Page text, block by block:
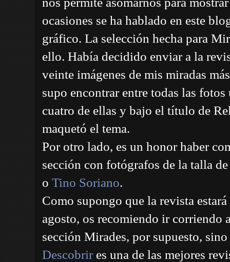
ocasiones se ha hablado en este
gráfico. La selección hecha para
ello. Había decidido enviar a la
veinte imágenes de mis miradas
supo encontrar entre todas las
cuatro de ellas y bajo el título de
maquetó el tema.
Por otro lado, es un honor haber
sección con fotógrafos de la talla
o Tino Soriano.
Como supongo que la revista
agosto, os recomiendo ir corriendo
sección Mirades, por supuesto,
Descobrir es una de las mejores